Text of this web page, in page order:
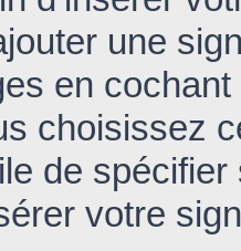
une
en
choisissez
de
votre